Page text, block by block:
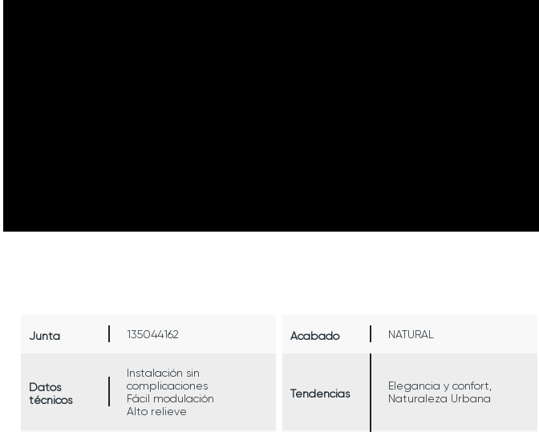
Junta 135044162 Acabado NATURAL
Datos
técnicos
Instalación sin
complicaciones
Fácil modulación
Alto relieve
Tendencias
Elegancia y confort,
Naturaleza Urbana